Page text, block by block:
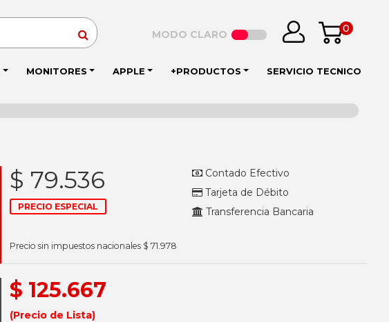
0
MODO CLARO
MONITORES APPLE +PRODUCTOS SERVICIO TECNICO
$ 79.536
PRECIO ESPECIAL
Contado Efectivo
Tarjeta de Débito
Transferencia Bancaria
Precio sin impuestos nacionales $ 71.978
$ 125.667
(Precio de Lista)